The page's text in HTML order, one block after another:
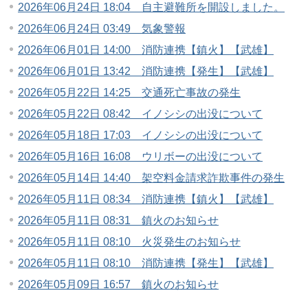
2026年06月24日 18:04 自主避難所を開設しました。
2026年06月24日 03:49 気象警報
2026年06月01日 14:00 消防連携【鎮火】【武雄】
2026年06月01日 13:42 消防連携【発生】【武雄】
2026年05月22日 14:25 交通死亡事故の発生
2026年05月22日 08:42 イノシシの出没について
2026年05月18日 17:03 イノシシの出没について
2026年05月16日 16:08 ウリボーの出没について
2026年05月14日 14:40 架空料金請求詐欺事件の発生
2026年05月11日 08:34 消防連携【鎮火】【武雄】
2026年05月11日 08:31 鎮火のお知らせ
2026年05月11日 08:10 火災発生のお知らせ
2026年05月11日 08:10 消防連携【発生】【武雄】
2026年05月09日 16:57 鎮火のお知らせ